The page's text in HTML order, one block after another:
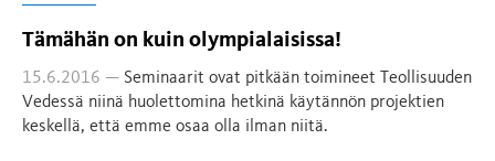
Tämähän on kuin olympialaisissa!
15.6.2016 — Seminaarit ovat pitkään toimineet Teollisuuden
Vedessä niinä huolettomina hetkinä käytännön projektien
keskellä, että emme osaa olla ilman niitä.